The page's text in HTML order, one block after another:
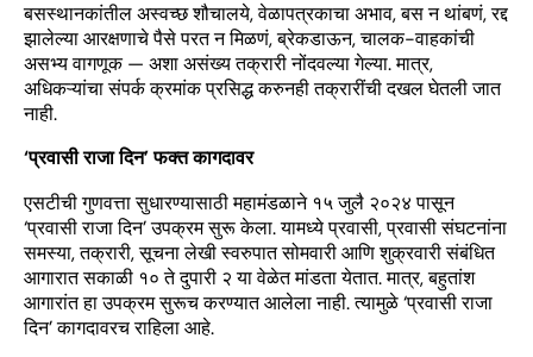
बसस्थानकांतील अस्वच्छ शौचालये, वेळापत्रकाचा अभाव, बस न थांबणं, रद्द
झालेल्या आरक्षणाचे पैसे परत न मिळणं, ब्रेकडाऊन, चालक-वाहकांची
असभ्य वागणूक — अशा असंख्य तक्रारी नोंदवल्या गेल्या. मात्र,
अधिकऱ्यांचा संपर्क क्रमांक प्रसिद्ध करुनही तक्रारींची दखल घेतली जात
नाही.
‘प्रवासी राजा दिन’ फक्त कागदावर
एसटीची गुणवत्ता सुधारण्यासाठी महामंडळाने १५ जुलै २०२४ पासून
‘प्रवासी राजा दिन’ उपक्रम सुरू केला. यामध्ये प्रवासी, प्रवासी संघटनांना
समस्या, तक्रारी, सूचना लेखी स्वरुपात सोमवारी आणि शुक्रवारी संबंधित
आगारात सकाळी १० ते दुपारी २ या वेळेत मांडता येतात. मात्र, बहुतांश
आगारांत हा उपक्रम सुरूच करण्यात आलेला नाही. त्यामुळे ‘प्रवासी राजा
दिन’ कागदावरच राहिला आहे.